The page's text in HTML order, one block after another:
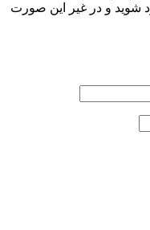
شوید و در غیر این صورت